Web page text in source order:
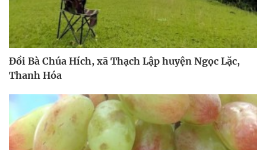
Đồi Bà Chúa Hích, xã Thạch Lập huyện Ngọc Lặc,
Thanh Hóa